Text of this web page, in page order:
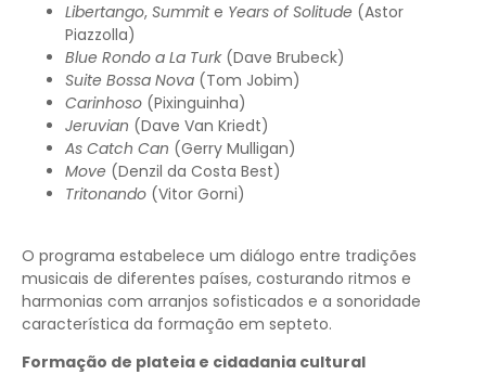
Libertango, Summite Years of Solitude (Astor
Piazzolla)
Blue Rondo a La Turk(Dave Brubeck)
Suite Bossa Nova (Tom Jobim)
Carinhoso (Pixinguinha)
Jeruvian (Dave Van Kriedt)
As Catch Can (Gerry Mulligan)
Move (Denzil da Costa Best)
Tritonando (Vitor Gorni)
O programa estabelece um diálogo entre tradições
musicais de diferentes países, costurando ritmos e
harmonias com arranjos sofisticados e a sonoridade
característica da formação em septeto.
Formação de plateia e cidadania cultural